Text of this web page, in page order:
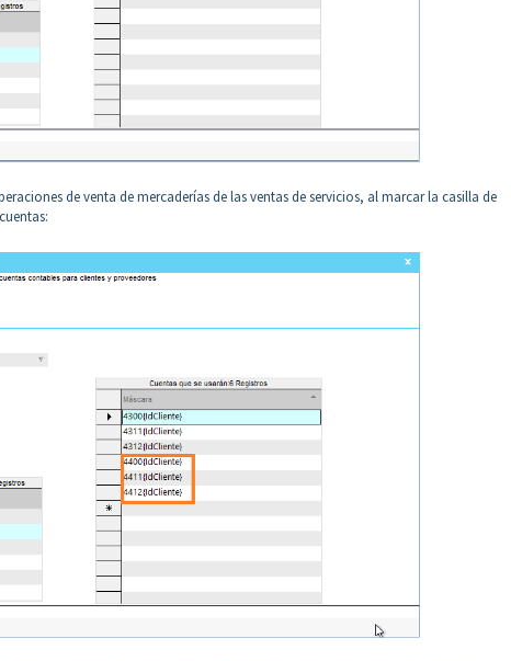
de venta de mercaderías de las ventas de servicios, al marcar la casilla de